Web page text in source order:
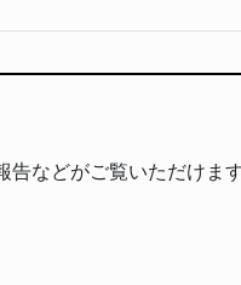
などがご覧いただけます